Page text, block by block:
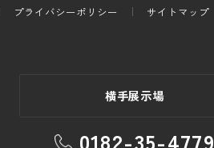
プライバシーポリシー サイトマップ
横手展示場
0182-35-4779